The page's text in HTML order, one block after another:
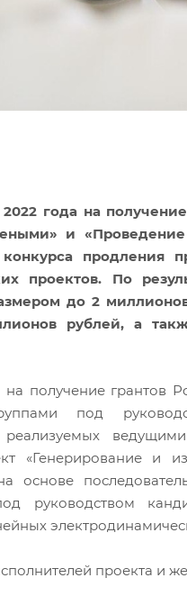
года на
и
продления
проектов. По
до 2
рублей, а
получение грантов
под
реализуемых
«Генерирование и
основе
руководством
проекта и